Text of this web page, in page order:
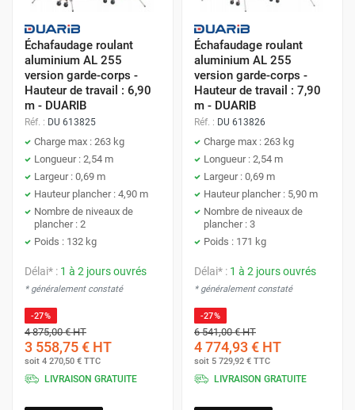
Échafaudage roulant
aluminium AL 255
version garde-corps -
Hauteur de travail : 6,90
m - DUARIB
Réf. : DU 613825
Charge max : 263 kg
Longueur : 2,54 m
Largeur : 0,69 m
Hauteur plancher : 4,90 m
Nombre de niveaux de
plancher : 2
Poids : 132 kg
Délai* : 1 à 2 jours ouvrés
* généralement constaté
-27%
4 875,00 €HT
3 558,75 € HT
soit 4 270,50 € TTC
LIVRAISON GRATUITE
Échafaudage roulant
aluminium AL 255
version garde-corps -
Hauteur de travail : 7,90
m - DUARIB
Réf. : DU 613826
Charge max : 263 kg
Longueur : 2,54 m
Largeur : 0,69 m
Hauteur plancher : 5,90 m
Nombre de niveaux de
plancher : 3
Poids : 171 kg
Délai* : 1 à 2 jours ouvrés
* généralement constaté
-27%
6 541,00 €HT
4 774,93 € HT
soit 5 729,92 € TTC
LIVRAISON GRATUITE